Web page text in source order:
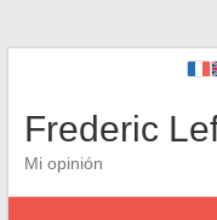
Frederic
Mi opinión